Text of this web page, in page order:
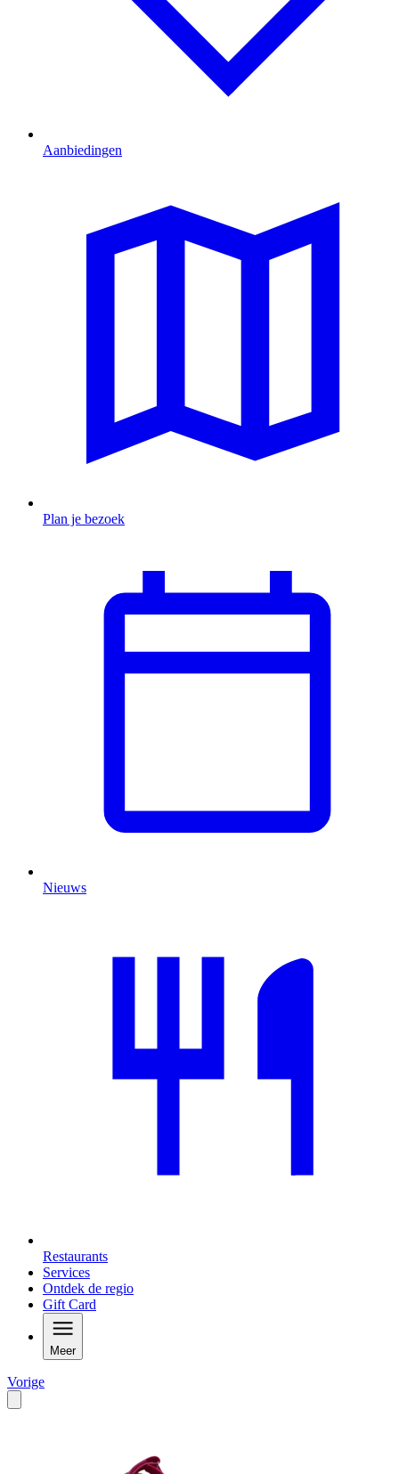
Aanbiedingen
Plan je bezoek
Nieuws
Restaurants
Services
Ontdek de regio
Gift Card
Meer
Vorige